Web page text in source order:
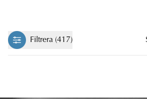
Filtrera (417)